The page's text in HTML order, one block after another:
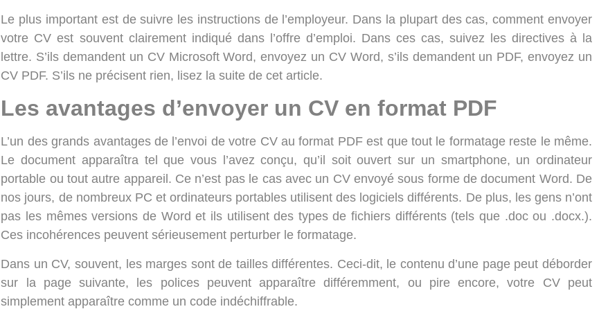
Le plus important est de suivre les instructions de l’employeur. Dans la plupart des cas, comment envoyer
votre CV est souvent clairement indiqué dans l’offre d’emploi. Dans ces cas, suivez les directives à la
lettre. S’ils demandent un CV Microsoft Word, envoyez un CV Word, s’ils demandent un PDF, envoyez un
CV PDF. S’ils ne précisent rien, lisez la suite de cet article.
Les avantages d’envoyer un CV en format PDF
L’un des grands avantages de l’envoi de votre CV au format PDF est que tout le formatage reste le même.
Le document apparaîtra tel que vous l’avez conçu, qu’il soit ouvert sur un smartphone, un ordinateur
portable ou tout autre appareil. Ce n’est pas le cas avec un CV envoyé sous forme de document Word. De
nos jours, de nombreux PC et ordinateurs portables utilisent des logiciels différents. De plus, les gens n’ont
pas les mêmes versions de Word et ils utilisent des types de fichiers différents (tels que .doc ou .docx.).
Ces incohérences peuvent sérieusement perturber le formatage.
Dans un CV, souvent, les marges sont de tailles différentes. Ceci-dit, le contenu d’une page peut déborder
sur la page suivante, les polices peuvent apparaître différemment, ou pire encore, votre CV peut
simplement apparaître comme un code indéchiffrable.